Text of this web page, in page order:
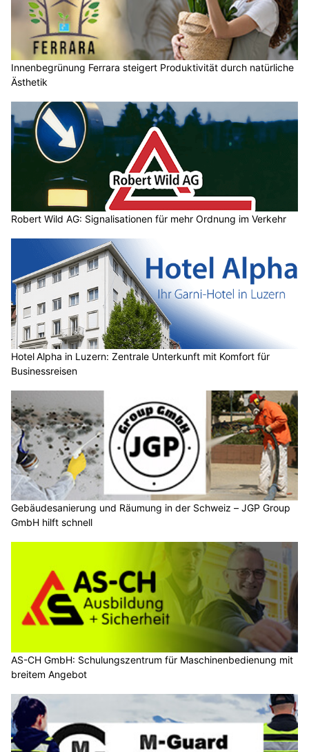
Innenbegrünung Ferrara steigert Produktivität durch natürliche
Ästhetik
Robert Wild AG: Signalisationen für mehr Ordnung im Verkehr
Hotel Alpha in Luzern: Zentrale Unterkunft mit Komfort für
Businessreisen
Gebäudesanierung und Räumung in der Schweiz – JGP Group
GmbH hilft schnell
AS-CH GmbH: Schulungszentrum für Maschinenbedienung mit
breitem Angebot